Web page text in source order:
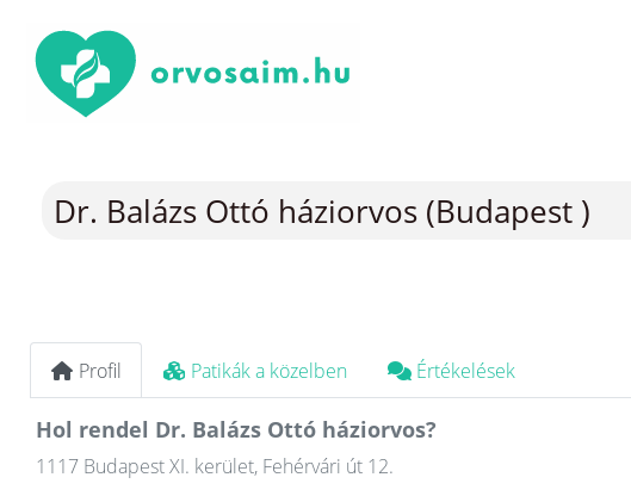
Dr. Balázs Ottó háziorvos (Budapest )
Profil Patikák a közelben Értékelések
Hol rendel Dr. Balázs Ottó háziorvos?
1117 Budapest XI. kerület, Fehérvári út 12.